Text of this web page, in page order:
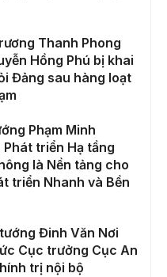
Thanh Phong
Hồng Phú bị khai
Đảng sau hàng loạt
Phạm Minh
Phát triển Hạ tầng
là Nền tảng cho
triển Nhanh và Bền
Đinh Văn Nơi
Cục trưởng Cục An
trị nội bộ